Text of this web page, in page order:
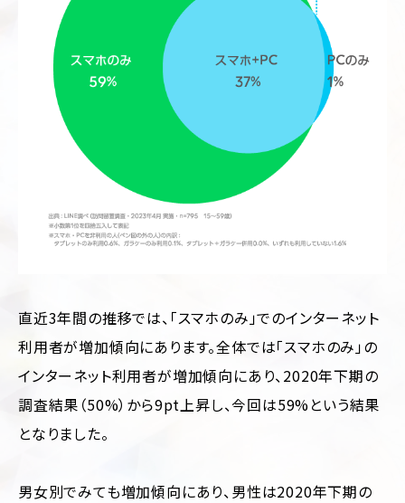
直近3年間の推移では、「スマホのみ」でのインターネット
利用者が増加傾向にあります。全体では「スマホのみ」の
インターネット利用者が増加傾向にあり、2020年下期の
調査結果（50%）から9pt上昇し、今回は59%という結果
となりました。
男女別でみても増加傾向にあり、男性は2020年下期の